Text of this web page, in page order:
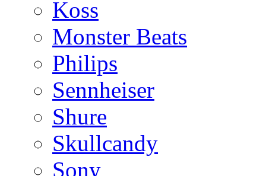
Koss
Monster Beats
Philips
Sennheiser
Shure
Skullcandy
Sony